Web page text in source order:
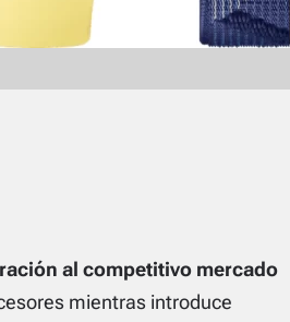
al competitivo mercado
mientras introduce